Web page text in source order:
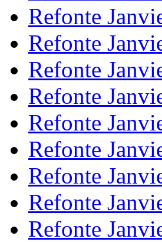
Refonte
Refonte
Refonte
Refonte
Refonte
Refonte
Refonte
Refonte
Refonte